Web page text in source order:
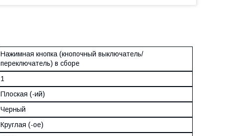
Нажимная кнопка (кнопочный выключатель/
переключатель) в сборе
1
Плоская (-ий)
Черный
Круглая (-ое)